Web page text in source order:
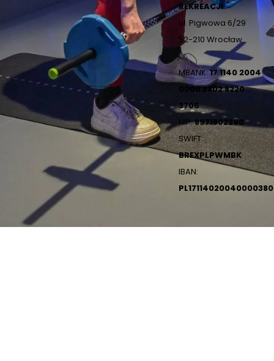
REKREACJI
ul. Pigwowa 6/29
52-210 Wrocław
MBANK:17 1140 2004
0000 3802 8220
3705
NIP:8971802290
SWIFT:
BREXPLPWMBK
IBAN: